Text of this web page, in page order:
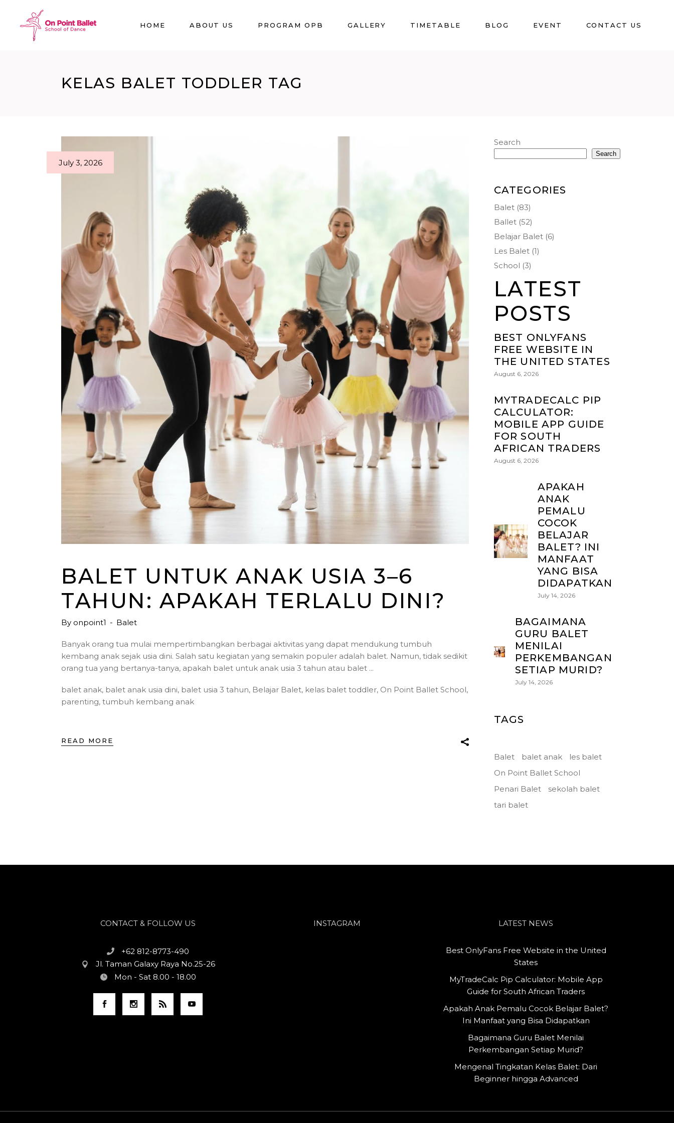
HOME ABOUT US PROGRAM OPB GALLERY TIMETABLE BLOG EVENT CONTACT US
KELAS BALET TODDLER TAG
July 3, 2026
BALET UNTUK ANAK USIA 3–6
TAHUN: APAKAH TERLALU DINI?
By onpoint1 Balet
Banyak orang tua mulai mempertimbangkan berbagai aktivitas yang dapat mendukung tumbuh
kembang anak sejak usia dini. Salah satu kegiatan yang semakin populer adalah balet. Namun, tidak sedikit
orang tua yang bertanya-tanya, apakah balet untuk anak usia 3 tahun atau balet
balet anak, balet anak usia dini, balet usia 3 tahun, Belajar Balet, kelas balet toddler, On Point Ballet School,
parenting, tumbuh kembang anak
READ MORE
Search
Search
CATEGORIES
Balet(83)
Ballet(52)
Belajar Balet(6)
Les Balet(1)
School (3)
LATEST
POSTS
BEST ONLYFANS
FREE WEBSITE IN
THE UNITED STATES
August 6, 2026
MYTRADECALC PIP
CALCULATOR:
MOBILE APP GUIDE
FOR SOUTH
AFRICAN TRADERS
August 6, 2026
APAKAH
ANAK
PEMALU
COCOK
BELAJAR
BALET? INI
MANFAAT
YANG BISA
DIDAPATKAN
July 14, 2026
BAGAIMANA
GURU BALET
MENILAI
PERKEMBANGAN
SETIAP MURID?
July 14, 2026
TAGS
Balet balet anak
les balet
On Point Ballet School
Penari Balet
sekolah balet
tari balet
CONTACT & FOLLOW US
+62 812-8773-490
Jl. Taman Galaxy Raya No.25-26
Mon - Sat 8.00 - 18.00
INSTAGRAM LATEST NEWS
Best OnlyFans Free Website in the United
States
MyTradeCalc Pip Calculator: Mobile App
Guide for South African Traders
Apakah Anak Pemalu Cocok Belajar Balet?
Ini Manfaat yang Bisa Didapatkan
Bagaimana Guru Balet Menilai
Perkembangan Setiap Murid?
Mengenal Tingkatan Kelas Balet: Dari
Beginner hingga Advanced